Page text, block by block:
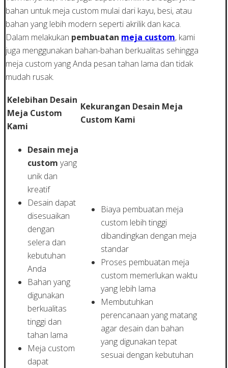
bahan untuk meja custom mulai dari kayu, besi, atau
bahan yang lebih modern seperti akrilik dan kaca.
Dalam melakukan pembuatan meja custom, kami
juga menggunakan bahan-bahan berkualitas sehingga
meja custom yang Anda pesan tahan lama dan tidak
mudah rusak.
Kelebihan Desain
Meja Custom
Kami
Kekurangan Desain Meja
Custom Kami
Desain meja
custom yang
unik dan
kreatif
Desain dapat
disesuaikan
dengan
selera dan
kebutuhan
Anda
Bahan yang
digunakan
berkualitas
tinggi dan
tahan lama
Meja custom
dapat
Biaya pembuatan meja
custom lebih tinggi
dibandingkan dengan meja
standar
Proses pembuatan meja
custom memerlukan waktu
yang lebih lama
Membutuhkan
perencanaan yang matang
agar desain dan bahan
yang digunakan tepat
sesuai dengan kebutuhan